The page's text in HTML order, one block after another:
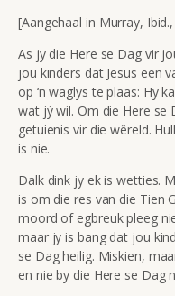
[Aangehaal in Murray,
As jy die Here se Dag vir
jou kinders dat Jesus een
op ‘n waglys te plaas: Hy
wat jý wil. Om die Here se
getuienis vir die wêreld.
is nie.
Dalk dink jy ek is wetties.
is om die res van die Tien
moord of egbreuk pleeg
maar jy is bang dat jou
se Dag heilig. Miskien,
en nie by die Here se Dag